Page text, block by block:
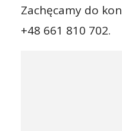
Zachęcamy do
+48 661 810 702.